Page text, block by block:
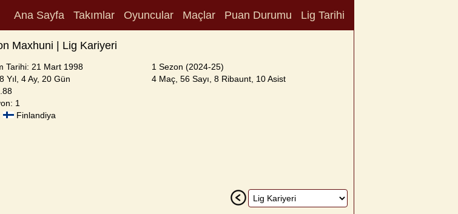
Ana Sayfa Takımlar Oyuncular Maçlar Puan Durumu Lig Tarihi
Maxhuni | Lig Kariyeri
Tarihi: 21 Mart 1998
Yıl, 4 Ay, 20 Gün
1
Finlandiya
1 Sezon (2024-25)
4 Maç, 56 Sayı, 8 Ribaunt, 10 Asist